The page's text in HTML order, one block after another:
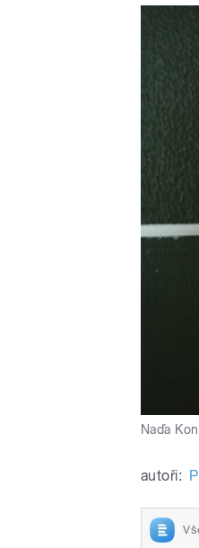
Naďa
autoři: